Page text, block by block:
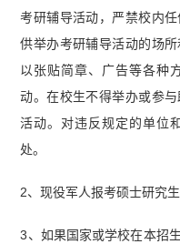
考研辅导活动，严禁校内
供举办考研辅导活动的场
以张贴简章、广告等各种
动。在校生不得举办或参
活动。对违反规定的单位
处。
2、现役军人报考硕士研究
3、如果国家或学校在本招